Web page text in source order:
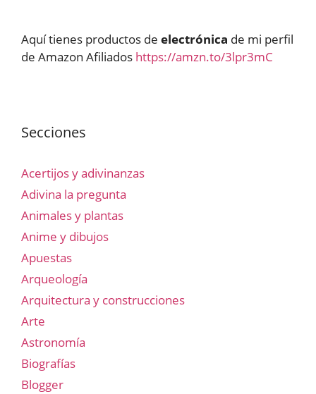
Aquí tienes productos de electrónica de mi perfil
de Amazon Afiliados https://amzn.to/3lpr3mC
Secciones
Acertijos y adivinanzas
Adivina la pregunta
Animales y plantas
Anime y dibujos
Apuestas
Arqueología
Arquitectura y construcciones
Arte
Astronomía
Biografías
Blogger